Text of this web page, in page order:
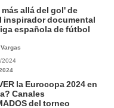
allá del gol' de
inspirador documental
española de fútbol
2024
la Eurocopa 2024 en
Canales
del torneo